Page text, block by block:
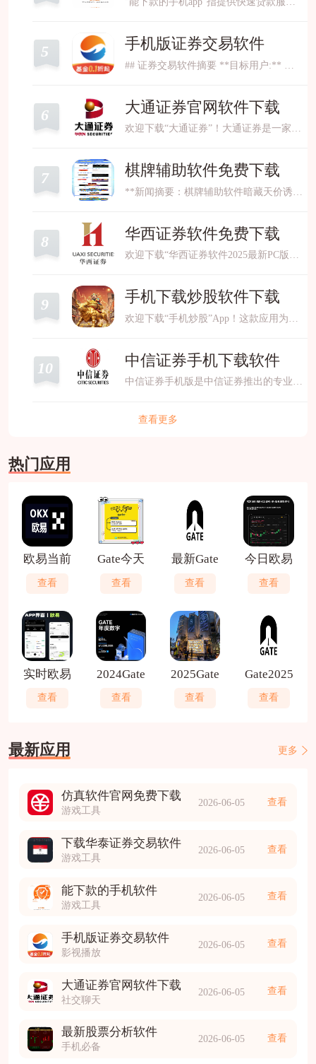
5 手机版证券交易软件
6 大通证券官网软件下载
欢迎下载“大通证券”！大通证券是一家专业、可靠的证券公司，为投资者提供全面的证券交易、基金、理财和资产管理服务。我们的平台操作简便，安全可靠，帮助您轻松把握市场机会，实现
7 棋牌辅助软件免费下载
8 华西证券软件免费下载
欢迎下载“华西证券软件2025最新PC版”。这款软件由华西证券官方推出，功能强大、操作简便，旨在为用户提供专业的证券交易和理财服务。软件界面清晰，支持实时行情、智能选股、资
9 手机下载炒股软件下载
10 中信证券手机下载软件
中信证券手机版是中信证券推出的专业移动端交易平台，提供全面的证券投资服务。用户可通过APP实时查看全球市场行情、股票、基金、债券等金融产品动态，支持快速交易、新股申购
查看更多
热门应用
欧易当前
查看
Gate今天
查看
最新Gate
查看
今日欧易
查看
实时欧易
查看
2024Gate
查看
2025Gate
查看
Gate2025
查看
最新应用 更多
仿真软件官网免费下载
游戏工具
2026-06-05 查看
下载华泰证券交易软件
游戏工具
2026-06-05 查看
能下款的手机软件
游戏工具
2026-06-05 查看
手机版证券交易软件
影视播放
2026-06-05 查看
大通证券官网软件下载
社交聊天
2026-06-05 查看
最新股票分析软件
手机必备
2026-06-05 查看